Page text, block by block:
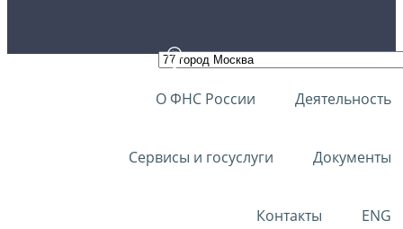
О ФНС России Деятельность
Сервисы и госуслуги Документы
Контакты ENG